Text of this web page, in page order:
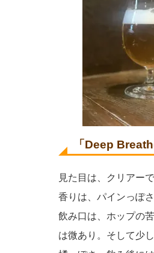
「Deep
見た目は、クリアー
香りは、パインっぽ
飲み口は、ホップの
は微あり。そして少